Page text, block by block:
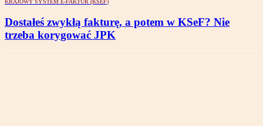
KRAJOWY SYSTEM E-FAKTUR (KSEF)
Dostałeś zwykłą fakturę, a potem w KSeF? Nie
trzeba korygować JPK